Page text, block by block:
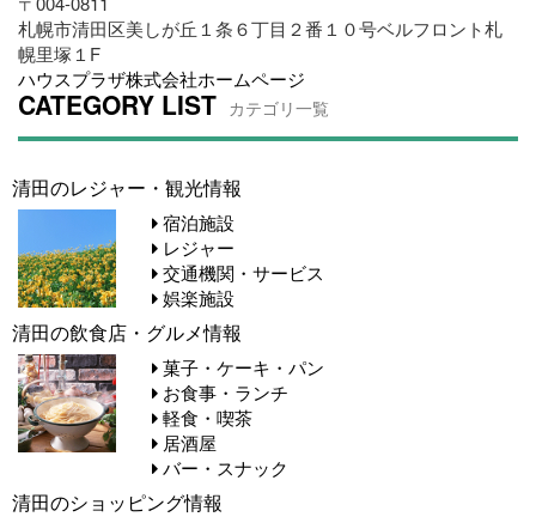
札幌市清田区美しが丘１条６丁目２番１０号ベルフロント札
幌里塚１F
ハウスプラザ株式会社ホームページ
CATEGORY LIST カテゴリ一覧
清田のレジャー・観光情報
宿泊施設
レジャー
交通機関・サービス
娯楽施設
清田の飲食店・グルメ情報
菓子・ケーキ・パン
お食事・ランチ
軽食・喫茶
居酒屋
バー・スナック
清田のショッピング情報